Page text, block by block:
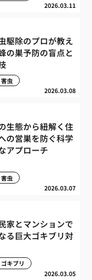
2026.03.11
駆除のプロが教え
の巣予防の盲点と
2026.03.08
害虫
生態から紐解く住
の営巣を防ぐ科学
アプローチ
2026.03.07
害虫
家とマンションで
る巨大ゴキブリ対
2026.03.05
ゴキブリ